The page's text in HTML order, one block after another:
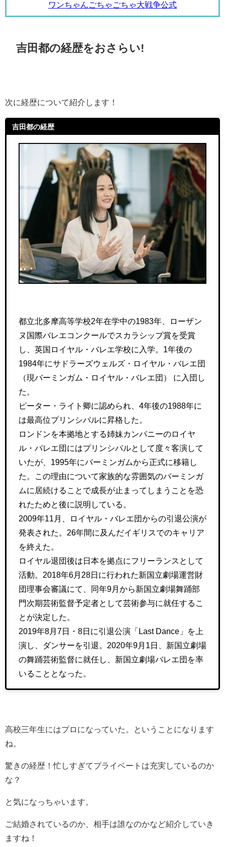
ワンちゃんごちゃごちゃ大戦争公式
吉田都の経歴をおさらい!
次に経歴について紹介します！
吉田都の経歴
都立北多摩高等学校2年在学中の1983年、ローザン
ヌ国際バレエコンクールでスカラシップ賞を受賞
し、英国ロイヤル・バレエ学校に入学。1年後の
1984年にサドラーズウェルズ・ロイヤル・バレエ団
（現バーミンガム・ロイヤル・バレエ団） に入団し
た。
ピーター・ライト卿に認められ、4年後の1988年に
は最高位プリンシパルに昇格した。
ロンドンを本拠地とする姉妹カンパニーのロイヤ
ル・バレエ団にはプリンシパルとして度々客演して
いたが、1995年にバーミンガムから正式に移籍し
た。この理由について家族的な雰囲気のバーミンガ
ムに居続けることで成長が止まってしまうことを恐
れたためと後に説明している。
2009年11月、ロイヤル・バレエ団からの引退公演が
発表された。26年間に及んだイギリスでのキャリア
を終えた。
ロイヤル退団後は日本を拠点にフリーランスとして
活動。2018年6月28日に行われた新国立劇場運営財
団理事会審議にて、同年9月から新国立劇場舞踊部
門次期芸術監督予定者として芸術参与に就任するこ
とが決定した。
2019年8月7日・8日に引退公演「Last Dance」を上
演し、ダンサーを引退。2020年9月1日、新国立劇場
の舞踊芸術監督に就任し、新国立劇場バレエ団を率
いることとなった。
高校三年生にはプロになっていた。ということになります
ね。
驚きの経歴！忙しすぎてプライベートは充実しているのか
な？
と気になっちゃいます。
ご結婚されているのか、相手は誰なのかなど紹介していき
ますね！